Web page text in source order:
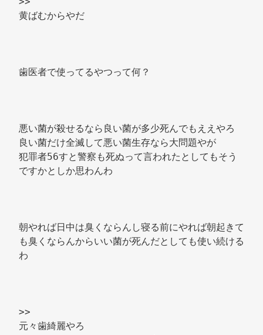
黄ばむからやだ
歯医者で使ってるやつって何？
悪い菌が殺せるなら良い菌が多少死んでもええやろ
良い菌だけ全滅して悪い菌生存なら大問題やが
犯罪者56すと警察も死ぬって言われたとしてもそう
ですかとしか思わんわ
朝やれば日中は臭くならんし寝る前にやれば朝起きて
も臭くならんからいい菌が死んだとしても使い続ける
わ
>>
元々歯綺麗やろ